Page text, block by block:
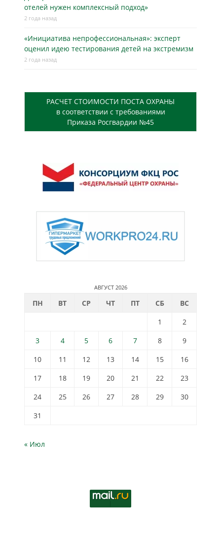
отелей нужен комплексный подход»
2 года назад
«Инициатива непрофессиональная»: эксперт
оценил идею тестирования детей на экстремизм
2 года назад
РАСЧЕТ СТОИМОСТИ ПОСТА ОХРАНЫ
в соответствии с требованиями
Приказа Росгвардии №45
АВГУСТ 2026
ПН ВТ СР ЧТ ПТ СБ
ВС
1
2
3
4 5 6 7 8
9
10
11 12 13 14 15
16
17
18 19 20 21 22
23
24
25 26 27 28 29
30
31
« Июл